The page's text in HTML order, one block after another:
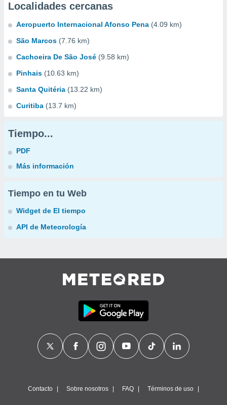
Localidades cercanas
Aeropuerto Internacional Afonso Pena (4.09 km)
São Marcos (7.76 km)
Cachoeira De São José (9.58 km)
Pinhais (10.63 km)
Santa Quitéria (13.22 km)
Curitiba (13.7 km)
Tiempo...
PDF
Más información
Tiempo en tu Web
Widget de El tiempo
API de Meteorología
Contacto Sobre nosotros FAQ Términos de uso